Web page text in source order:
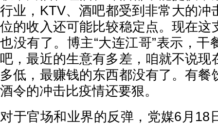
行业，KTV、酒吧都受到非常大的冲
位的收入还可能比较稳定点。现在这
也没有了。博主“大连江哥”表示，干
吧，最近的生意有多差，咱就不说现
多低，最赚钱的东西都没有了。有餐
酒令的冲击比疫情还要狠。
对于官场和业界的反弹，党媒6月18